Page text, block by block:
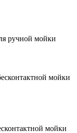
ручной мойки
мойки
мойки